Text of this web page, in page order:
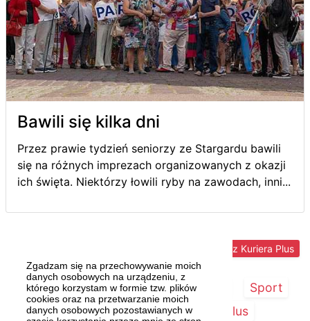
Zgadzam się na przechowywanie moich
danych osobowych na urządzeniu, z
którego korzystam w formie tzw. plików
cookies oraz na przetwarzanie moich
danych osobowych pozostawianych w
Bawili się kilka dni
Przez prawie tydzień seniorzy ze Stargardu bawili
się na różnych imprezach organizowanych z okazji
ich święta. Niektórzy łowili ryby na zawodach, inni...
Więcej z Kuriera Plus
Strona główna Szczecin/Region
Sport
Kultura
Kurier Plus